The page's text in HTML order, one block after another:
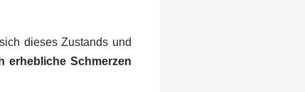
dieses Zustands und
erhebliche Schmerzen